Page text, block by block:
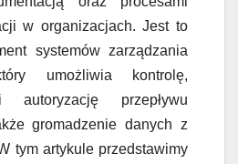
w organizacjach. Jest to
systemów zarządzania
umożliwia kontrolę,
autoryzację przepływu
gromadzenie danych z
tym artykule przedstawimy